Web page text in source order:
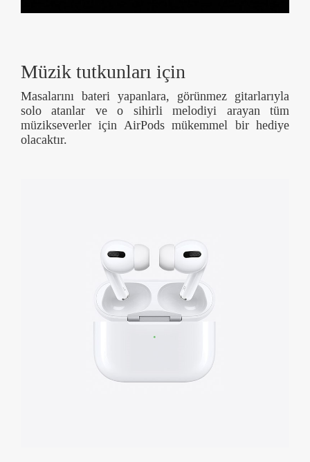
Müzik tutkunları için
Masalarını bateri yapanlara, görünmez gitarlarıyla
solo atanlar ve o sihirli melodiyi arayan tüm
müzikseverler için AirPods mükemmel bir hediye
olacaktır.